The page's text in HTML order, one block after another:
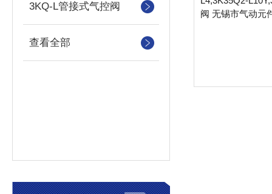
3KQ-L管接式气控阀
查看全部